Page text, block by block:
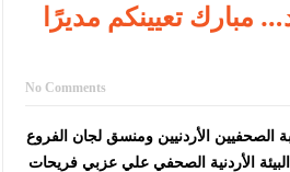
مبارك تعيينكم مديرًا
No Comments
الصحفيين الأردنيين ومنسق لجان الفروع
الأردنية الصحفي علي عزبي فريحات